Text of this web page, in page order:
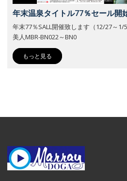
年末温泉タイトル77％セール開
年末77％SALL開催致します（12/27～
美人MBR-BN022～BN0
もっと見る